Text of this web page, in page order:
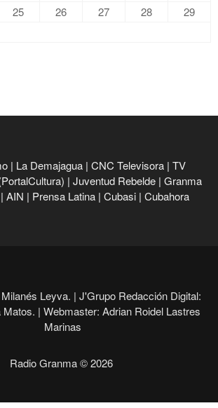
25 26 27 28
29
| La Demajagua | CNC Televisora | TV
| Juventud Rebelde | Granma
| AIN | Prensa Latina | Cubasi | Cubahora
Leyva. | J'Grupo Redacción Digital:
Matos. | Webmaster: Adrian Roidel Lastres
Marinas
Radio Granma © 2026